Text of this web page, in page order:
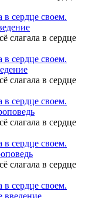
сердце своем.
слагала в сердце
сердце своем.
слагала в сердце
сердце своем.
слагала в сердце
сердце своем.
слагала в сердце
сердце своем.
введение